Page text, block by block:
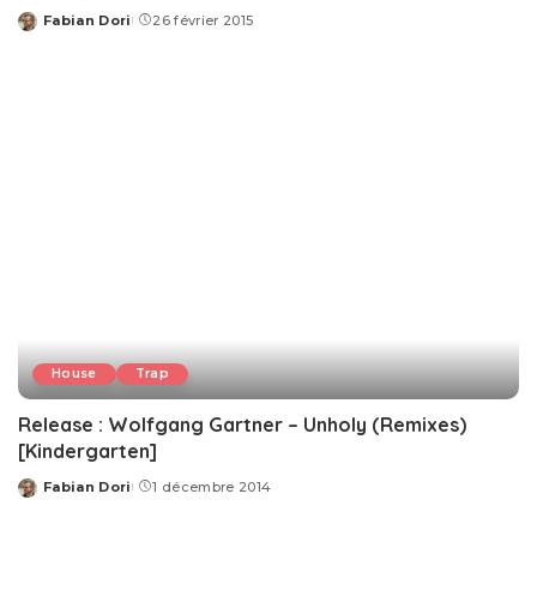
Posted
Fabian Dori 26 février 2015
House Trap
Release : Wolfgang Gartner – Unholy (Remixes)
[Kindergarten]
Posted
Fabian Dori 1 décembre 2014